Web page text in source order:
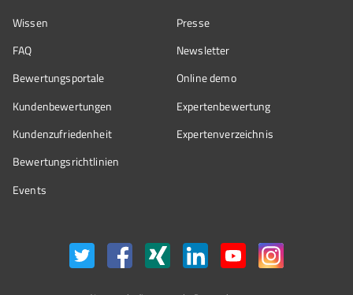
Wissen
FAQ
Bewertungsportale
Kundenbewertungen
Kundenzufriedenheit
Bewertungs­richtlinien
Events
Presse
Newsletter
Online demo
Expertenbewertung
Expertenverzeichnis